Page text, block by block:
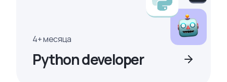
4+ месяца
Python developer